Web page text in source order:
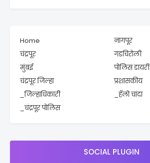
Home
नागपूर
चंद्रपूर
गडचिरोली
मुंबई
पोलिस डायरी
चंद्रपूर जिल्हा
प्रशासकीय
_जिल्हाधिकारी
_हॅलो चांदा
_चंद्रपूर पोलिस
SOCIAL PLUGIN